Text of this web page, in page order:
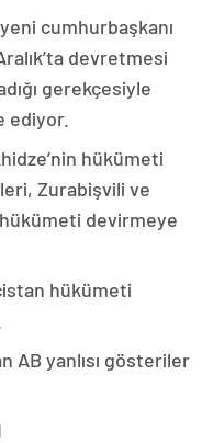
cumhurbaşkanı
devretmesi
gerekçesiyle
ediyor.
hükümeti
Zurabişvili ve
devirmeye
hükümeti
AB yanlısı gösteriler